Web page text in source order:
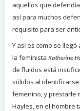
aquellos que
así para muchos
requisito para ser
Y así es como se
la feminista Katherine
de fluidos está
sólidos al
femenino, y prestarle
Hayles, en el hombre